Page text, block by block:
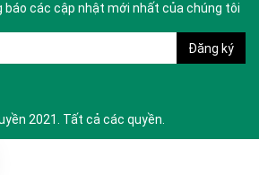
báo các cập nhật mới nhất của chúng tôi
2021. Tất cả các quyền.